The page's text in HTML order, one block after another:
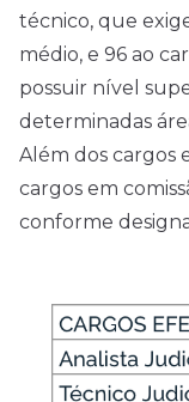
técnico, que
médio, e 96 ao
possuir nível
determinadas
Além dos cargos
cargos em
conforme